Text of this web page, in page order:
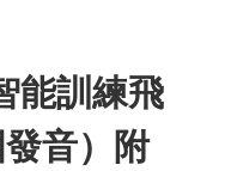
能訓練飛
音）附